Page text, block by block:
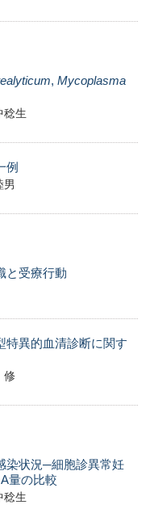
, Mycoplasma
稔生
例
男
と受療行動
特異的血清診断に関す
修
染状況─細胞診異常妊
量の比較
稔生